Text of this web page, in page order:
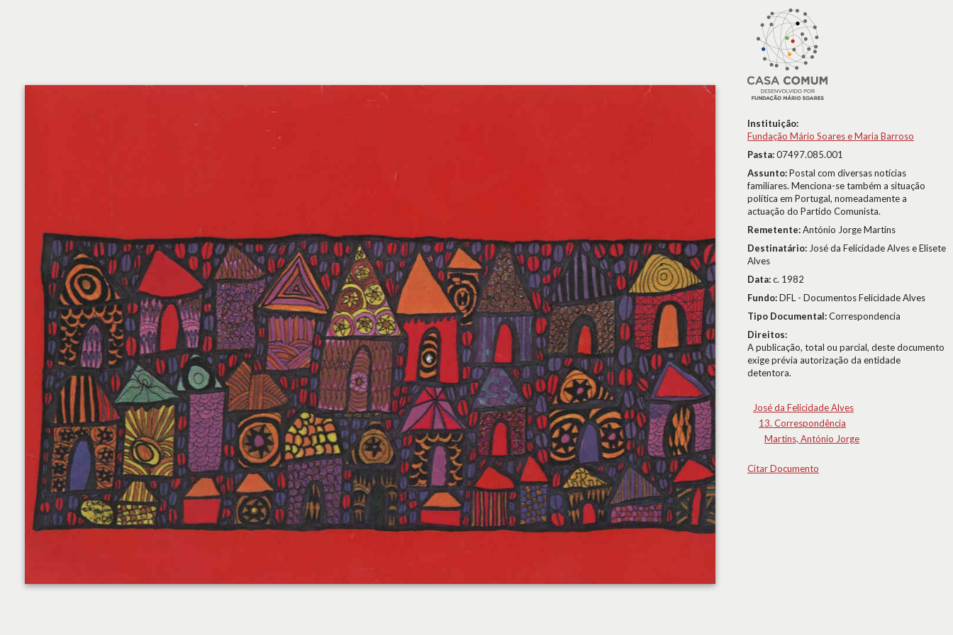
Instituição:
Fundação Mário Soares e Maria Barroso
Pasta:07497.085.001
Assunto:Postal com diversas notícias
familiares. Menciona-se também a situação
política em Portugal, nomeadamente a
actuação do Partido Comunista.
Remetente:António Jorge Martins
Destinatário: José da Felicidade Alves e Elisete
Alves
Data:c. 1982
Fundo:DFL - Documentos Felicidade Alves
Tipo Documental:Correspondencia
Direitos:
A publicação, total ou parcial, deste documento
exige prévia autorização da entidade
detentora.
José da Felicidade Alves
13. Correspondência
Martins, António Jorge
Citar Documento